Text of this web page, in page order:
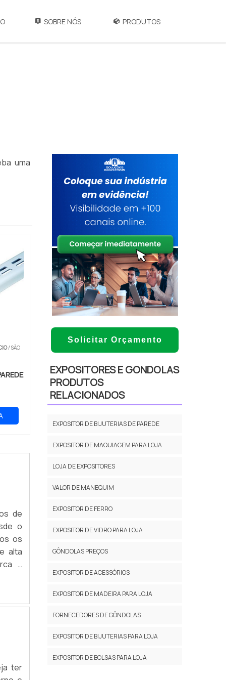
SOBRE NÓS PRODUTOS
uma
/ SÃO
de
o
os
alta
a
ter
Solicitar Orçamento
EXPOSITORES E GONDOLAS
PRODUTOS
RELACIONADOS
EXPOSITOR DE BIJUTERIAS DE PAREDE
EXPOSITOR DE MAQUIAGEM PARA LOJA
LOJA DE EXPOSITORES
VALOR DE MANEQUIM
EXPOSITOR DE FERRO
EXPOSITOR DE VIDRO PARA LOJA
GÔNDOLAS PREÇOS
EXPOSITOR DE ACESSÓRIOS
EXPOSITOR DE MADEIRA PARA LOJA
FORNECEDORES DE GÔNDOLAS
EXPOSITOR DE BIJUTERIAS PARA LOJA
EXPOSITOR DE BOLSAS PARA LOJA